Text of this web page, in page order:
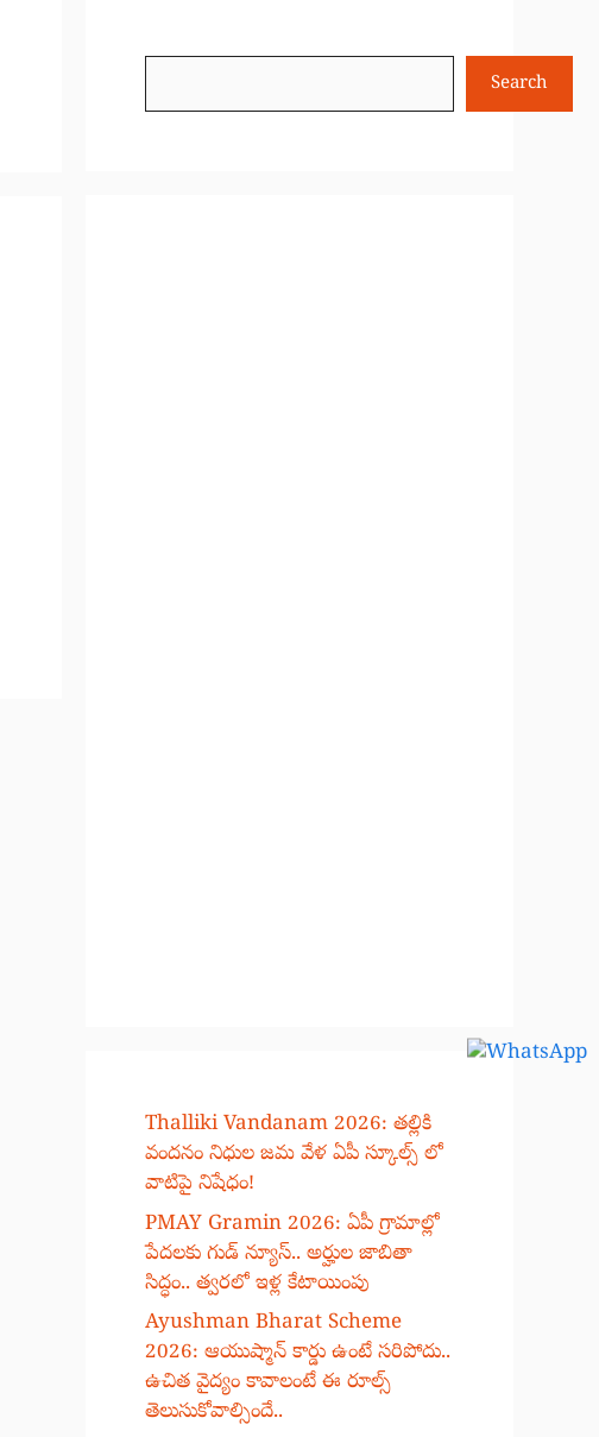
Search
Thalliki Vandanam 2026: తల్లికి
వందనం నిధుల జమ వేళ ఏపీ స్కూల్స్ లో
వాటిపై నిషేధం!
PMAY Gramin 2026: ఏపీ గ్రామాల్లో
పేదలకు గుడ్ న్యూస్.. అర్హుల జాబితా
సిద్ధం.. త్వరలో ఇళ్ల కేటాయింపు
Ayushman Bharat Scheme
2026: ఆయుష్మాన్ కార్డు ఉంటే సరిపోదు..
ఉచిత వైద్యం కావాలంటే ఈ రూల్స్
తెలుసుకోవాల్సిందే..